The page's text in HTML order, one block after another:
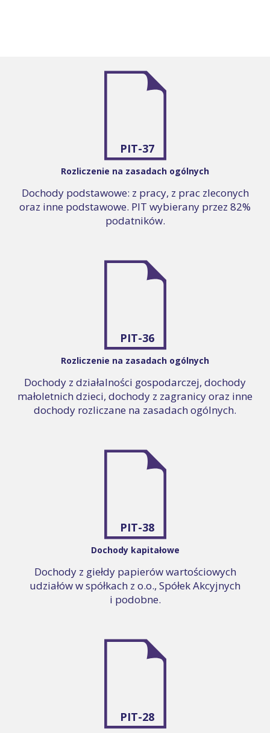
PIT-37
Rozliczenie na zasadach ogólnych
Dochody podstawowe: z pracy, z prac zleconych
oraz inne podstawowe. PIT wybierany przez 82%
podatników.
PIT-36
Rozliczenie na zasadach ogólnych
Dochody z działalności gospodarczej, dochody
małoletnich dzieci, dochody z zagranicy oraz inne
dochody rozliczane na zasadach ogólnych.
PIT-38
Dochody kapitałowe
Dochody z giełdy papierów wartościowych
udziałów w spółkach z o.o., Spółek Akcyjnych
i podobne.
PIT-28